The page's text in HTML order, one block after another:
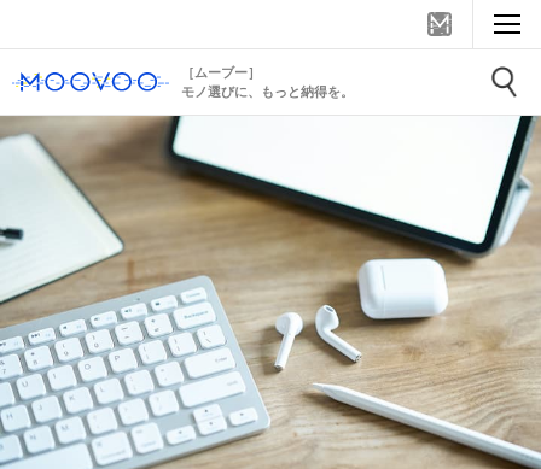
［ムーブー］
モノ選びに、もっと納得を。